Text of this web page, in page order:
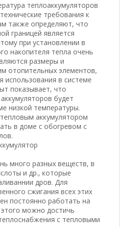
теплоаккумуляторов
требования к
также определяют, что
границей является
при установлении в
накопителя тепла очень
размеры и
отопительных элементов,
использования в системе
показывает, что
будет
низкой температуры.
аккумулятором
в доме с обогревом с
много разных веществ, в
и др., которые
дров. Для
сжигания всех этих
постоянно работать на
можно достичь
с тепловыми